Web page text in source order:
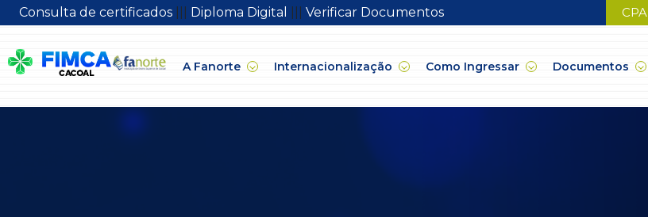
Consulta de certificados Diploma Digital Verificar Documentos CPA
A Fanorte Internacionalização Como Ingressar Documentos